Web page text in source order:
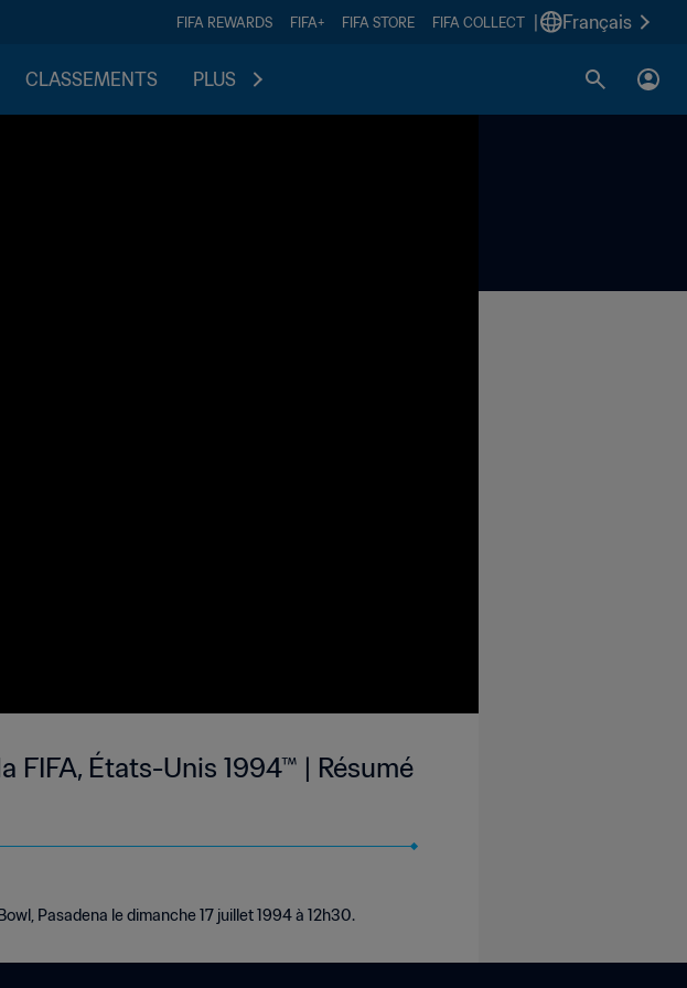
FIFA REWARDS FIFA+ FIFA STORE FIFA COLLECT Français
CLASSEMENTS PLUS
FIFA, États-Unis 1994™ | Résumé
Pasadena le dimanche 17 juillet 1994 à 12h30.